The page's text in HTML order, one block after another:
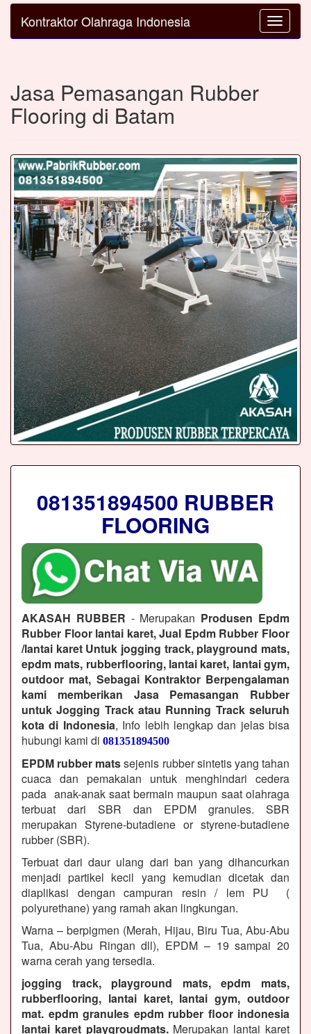
Toggle
Kontraktor Olahraga Indonesia
Jasa Pemasangan Rubber
Flooring di Batam
081351894500 RUBBER
FLOORING
AKASAH RUBBER - Merupakan Produsen Epdm
Rubber Floor lantai karet, Jual Epdm Rubber Floor
/lantai karet Untuk jogging track, playground mats,
epdm mats, rubberflooring, lantai karet, lantai gym,
outdoor mat, Sebagai Kontraktor Berpengalaman
kami memberikan Jasa Pemasangan Rubber
untuk Jogging Track atau Running Track seluruh
kota di Indonesia, Info lebih lengkap dan jelas bisa
hubungi kami di 081351894500
EPDM rubber matssejenis rubber sintetis yang tahan
cuaca dan pemakaian untuk menghindari cedera
pada anak-anak saat bermain maupun saat olahraga
terbuat dari SBR dan EPDM granules. SBR
merupakan Styrene-butadiene or styrene-butadiene
rubber (SBR).
Terbuat dari daur ulang dari ban yang dihancurkan
menjadi partikel kecil yang kemudian dicetak dan
diaplikasi dengan campuran resin / lem PU (
polyurethane) yang ramah akan lingkungan.
Warna – berpigmen (Merah, Hijau, Biru Tua, Abu-Abu
Tua, Abu-Abu Ringan dll), EPDM – 19 sampai 20
warna cerah yang tersedia.
jogging track, playground mats, epdm mats,
rubberflooring, lantai karet, lantai gym, outdoor
mat. epdm granules epdm rubber floor indonesia
lantai karet playgroudmats.Merupakan lantai karet